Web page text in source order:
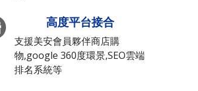
高度平台接合
支援美安會員夥伴商店購
物,google 360度環景,SEO雲端
排名系統等